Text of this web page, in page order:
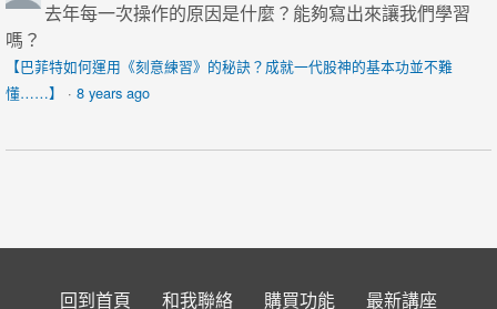
去年每一次操作的原因是什麼？能夠寫出來讓我們學習
嗎？
【巴菲特如何運用《刻意練習》的秘訣？成就一代股神的基本功並不難
懂……】
· 8 years ago
回到首頁 和我聯絡 購買功能 最新講座